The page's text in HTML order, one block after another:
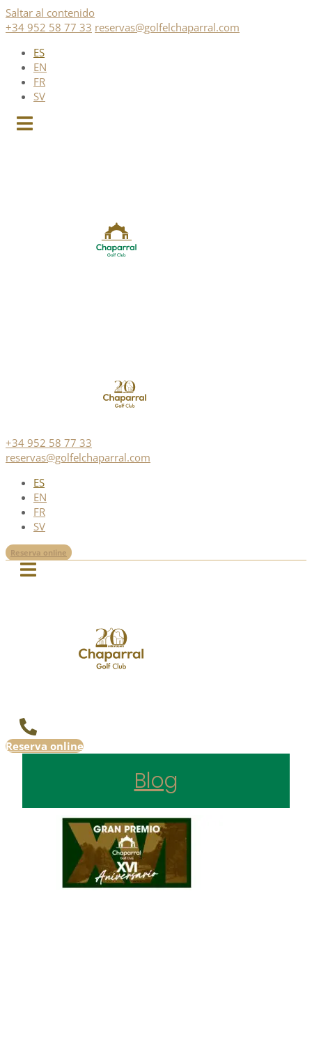
Saltar al contenido
+34 952 58 77 33 reservas@golfelchaparral.com
ES
EN
FR
SV
+34 952 58 77 33
reservas@golfelchaparral.com
ES
EN
FR
SV
Reserva online
Reserva online
Blog